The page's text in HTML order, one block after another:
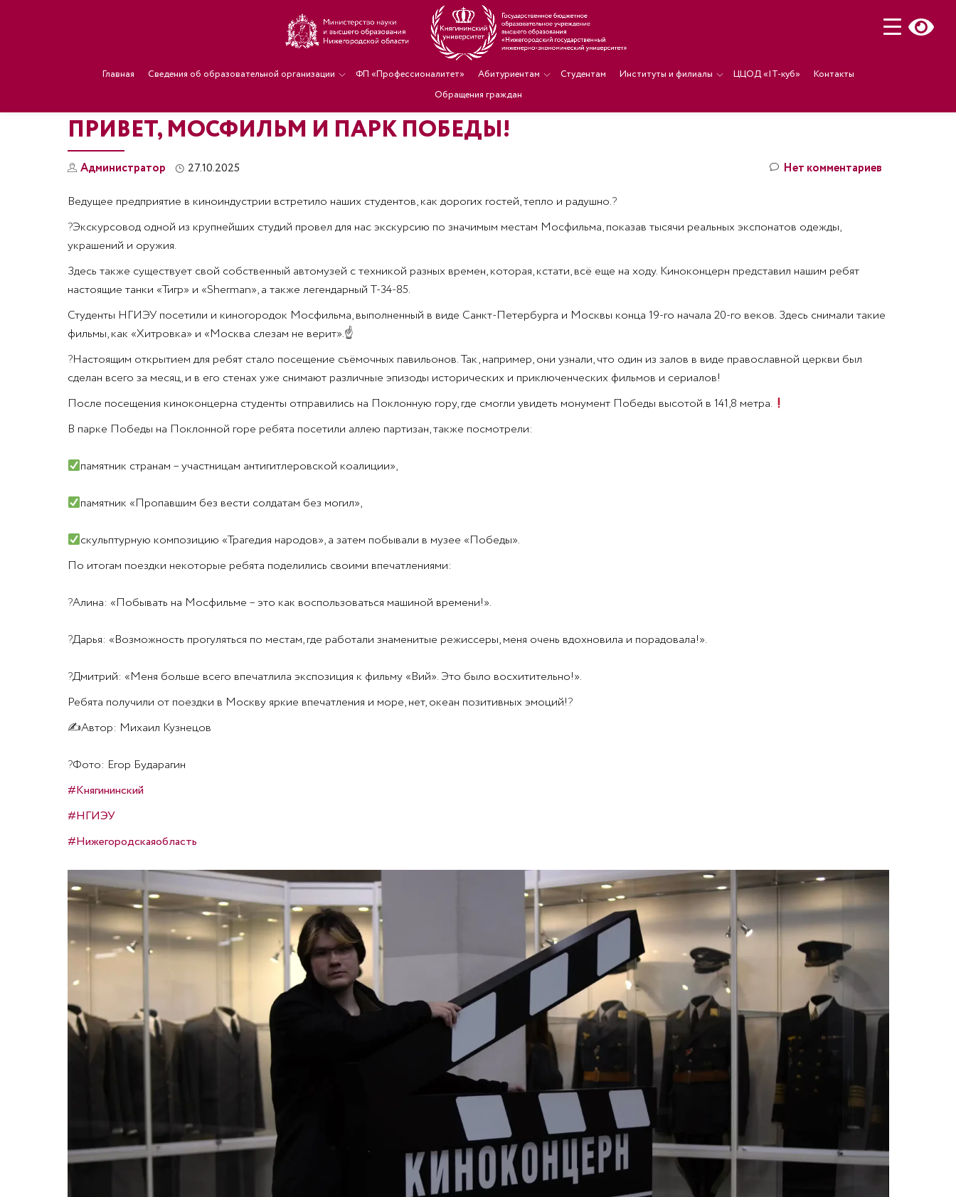
Главная Сведения об образовательной организации ФП «Профессионалитет» Абитуриентам Студентам Институты и филиалы ЦЦОД «IT-куб»
Контакты
Обращения граждан
ПРИВЕТ, МОСФИЛЬМ И ПАРК ПОБЕДЫ!
Администратор 27.10.2025 Нет комментариев
Ведущее предприятие в киноиндустрии встретило наших студентов, как дорогих гостей, тепло и радушно.?
?Экскурсовод одной из крупнейших студий провел для нас экскурсию по значимым местам Мосфильма, показав тысячи реальных экспонатов одежды,
украшений и оружия.
Здесь также существует свой собственный автомузей с техникой разных времен, которая, кстати, всё еще на ходу. Киноконцерн представил нашим ребят
настоящие танки «Тигр» и «Sherman», а также легендарный Т-34-85.
Студенты НГИЭУ посетили и киногородок Мосфильма, выполненный в виде Санкт-Петербурга и Москвы конца 19-го начала 20-го веков. Здесь снимали такие
фильмы, как «Хитровка» и «Москва слезам не верит».☝
?Настоящим открытием для ребят стало посещение съёмочных павильонов. Так, например, они узнали, что один из залов в виде православной церкви был
сделан всего за месяц, и в его стенах уже снимают различные эпизоды исторических и приключенческих фильмов и сериалов!
После посещения киноконцерна студенты отправились на Поклонную гору, где смогли увидеть монумент Победы высотой в 141,8 метра.
В парке Победы на Поклонной горе ребята посетили аллею партизан, также посмотрели:
памятник странам – участницам антигитлеровской коалиции»,
памятник «Пропавшим без вести солдатам без могил»,
скульптурную композицию «Трагедия народов», а затем побывали в музее «Победы».
По итогам поездки некоторые ребята поделились своими впечатлениями:
?Алина: «Побывать на Мосфильме – это как воспользоваться машиной времени!».
?Дарья: «Возможность прогуляться по местам, где работали знаменитые режиссеры, меня очень вдохновила и порадовала!».
?Дмитрий: «Меня больше всего впечатлила экспозиция к фильму «Вий». Это было восхитительно!».
Ребята получили от поездки в Москву яркие впечатления и море, нет, океан позитивных эмоций!?
✍Автор: Михаил Кузнецов
?Фото: Егор Бударагин
#Княгининский
#НГИЭУ
#Нижегородскаяобласть